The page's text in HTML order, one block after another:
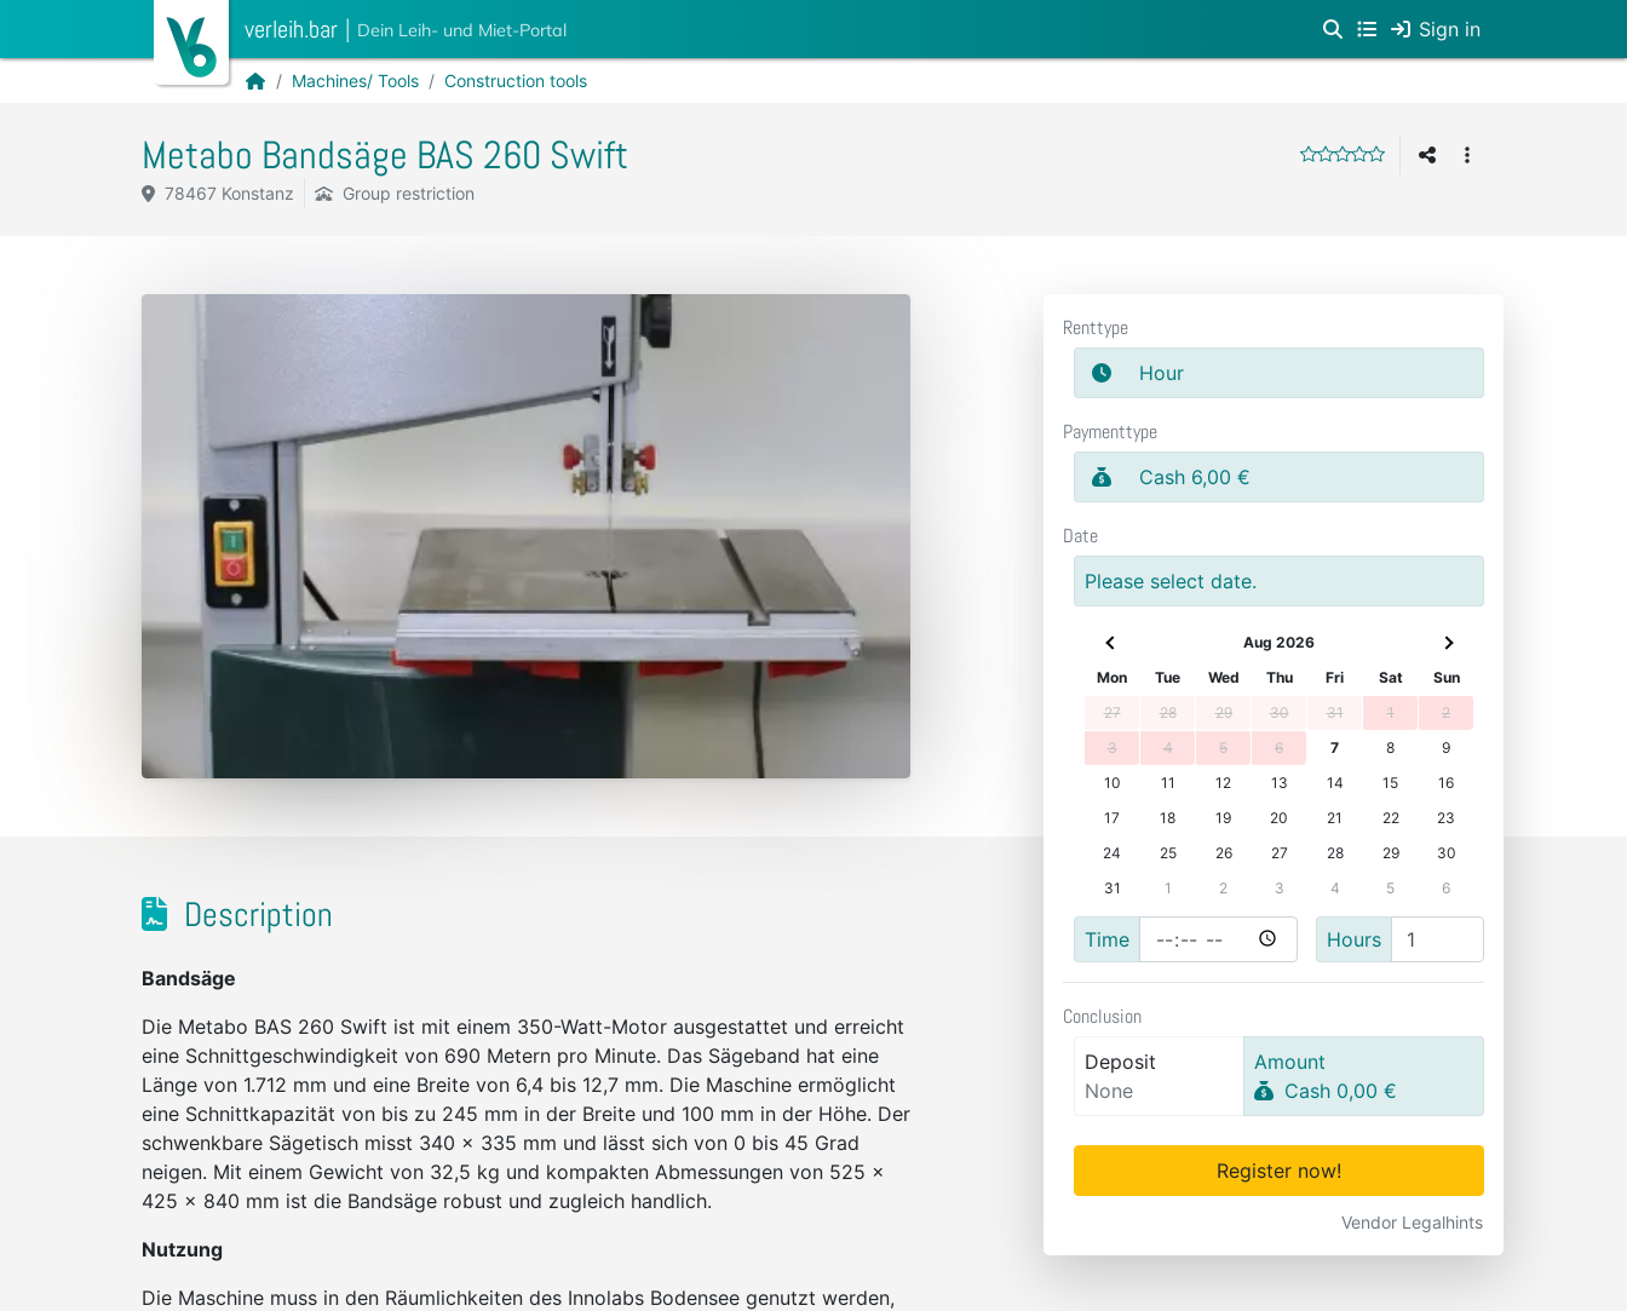
verleih.bar | Dein Leih- und Miet-Portal Sign in
Machines/ Tools Construction tools
Metabo Bandsäge BAS 260 Swift
78467 Konstanz Group restriction
Renttype
Hour
Paymenttype
Cash 6,00 €
Date
Please select date.
Aug 2026
Mon
Tue Wed Thu Fri Sat
Sun
27
28 29 30 31 1
2
3
4 5 6 7 8
9
10
11 12 13 14 15
16
17
18 19 20 21 22
23
24
25 26 27 28 29
30
31
1 2 3 4 5 6
Time Hours
Conclusion
Deposit
None
Amount
Cash 0,00 €
Register now!
Vendor Legalhints
Description
Bandsäge
Die Metabo BAS 260 Swift ist mit einem 350-Watt-Motor ausgestattet und erreicht
eine Schnittgeschwindigkeit von 690 Metern pro Minute. Das Sägeband hat eine
Länge von 1.712 mm und eine Breite von 6,4 bis 12,7 mm. Die Maschine ermöglicht
eine Schnittkapazität von bis zu 245 mm in der Breite und 100 mm in der Höhe. Der
schwenkbare Sägetisch misst 340 x 335 mm und lässt sich von 0 bis 45 Grad
neigen. Mit einem Gewicht von 32,5 kg und kompakten Abmessungen von 525 x
425 x 840 mm ist die Bandsäge robust und zugleich handlich.
Nutzung
Die Maschine muss in den Räumlichkeiten des Innolabs Bodensee genutzt werden,